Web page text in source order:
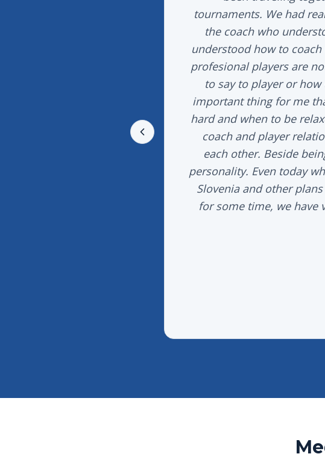
tournaments. We had
the coach who
understood how to
profesional players are
to say to player or
important thing for me
hard and when to be
coach and player
each other. Beside
personality. Even today
Slovenia and other
for some time, we have